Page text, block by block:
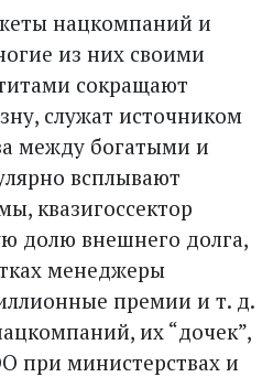
нацкомпаний и
из них своими
сокращают
служат источником
между богатыми и
всплывают
квазигоссектор
долю внешнего долга,
менеджеры
премии и т. д.
их “дочек”,
при министерствах и